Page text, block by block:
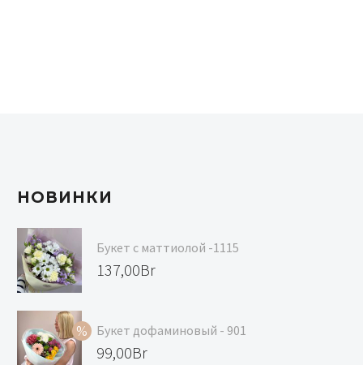
НОВИНКИ
Букет с маттиолой -1115
137,00Br
Букет дофаминовый - 901
Первоначальная
99,00Br